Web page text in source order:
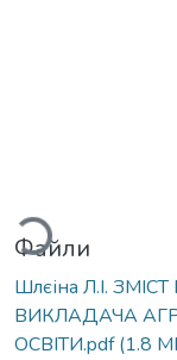
Вантажиться...
Файли
Шлєіна Л.І.
ВИКЛАДАЧА
ОСВІТИ.pdf(1.8